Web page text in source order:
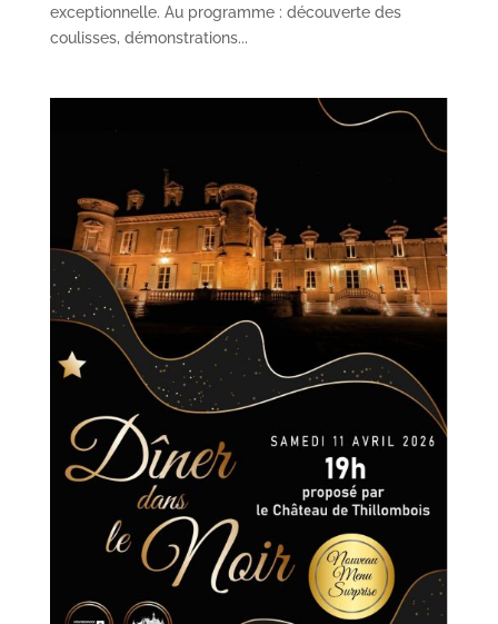
exceptionnelle. Au programme : découverte des
coulisses, démonstrations...